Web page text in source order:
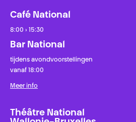
Café National
8:00 › 15:30
Bar National
tijdens avondvoorstellingen
vanaf 18:00
Meer info
Théâtre National